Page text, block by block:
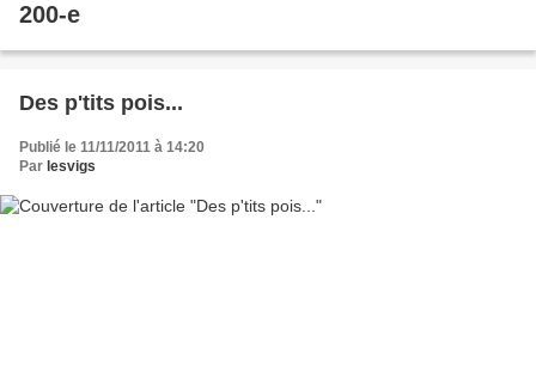
200-e
Des p'tits pois...
Publié le 11/11/2011 à 14:20
Par lesvigs